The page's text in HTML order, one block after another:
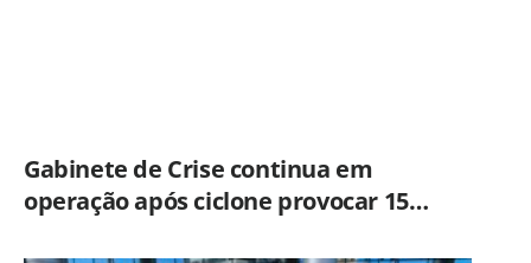
Gabinete de Crise continua em
operação após ciclone provocar 15